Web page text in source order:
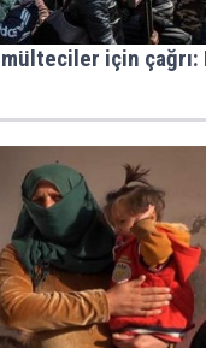
mülteciler için çağrı: